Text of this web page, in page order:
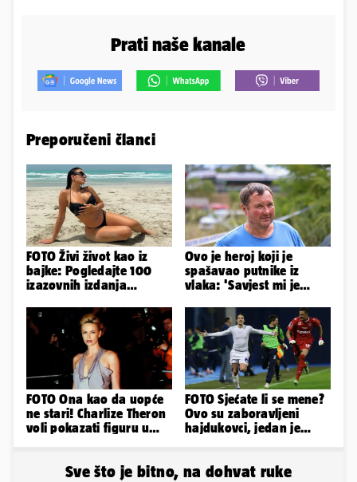
Prati naše kanale
Preporučeni članci
FOTO Živi život kao iz
bajke: Pogledajte 100
izazovnih izdanja
Ovo je heroj koji je
spašavao putnike iz
vlaka: 'Savjest mi je
napravim...'
FOTO Ona kao da uopće
ne stari! Charlize Theron
voli pokazati figuru u
FOTO Sjećate li se mene?
Ovo su zaboravljeni
hajdukovci, jedan je
Sve što je bitno, na dohvat ruke